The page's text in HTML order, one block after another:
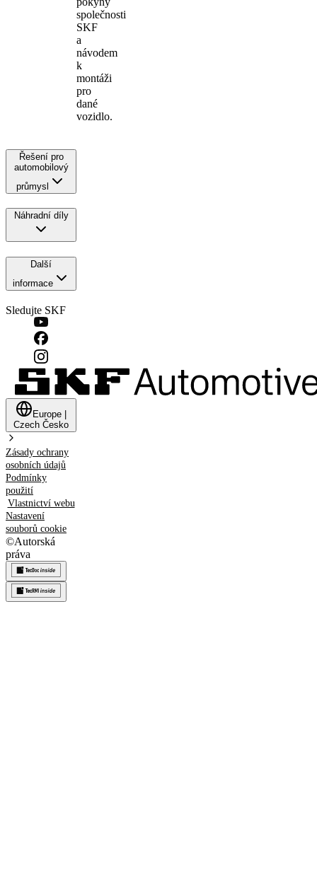
společnosti
SKF
a
návodem
k
montáži
pro
dané
vozidlo.
Řešení pro
automobilový
průmysl
Náhradní díly
Další
informace
Sledujte SKF
Europe
Czech Česko
Zásady ochrany
osobních údajů
Podmínky
použití
Vlastnictví webu
Nastavení
souborů cookie
©Autorská
práva